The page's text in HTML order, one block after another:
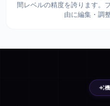
間レベルの精度を誇ります。
由に編集・調